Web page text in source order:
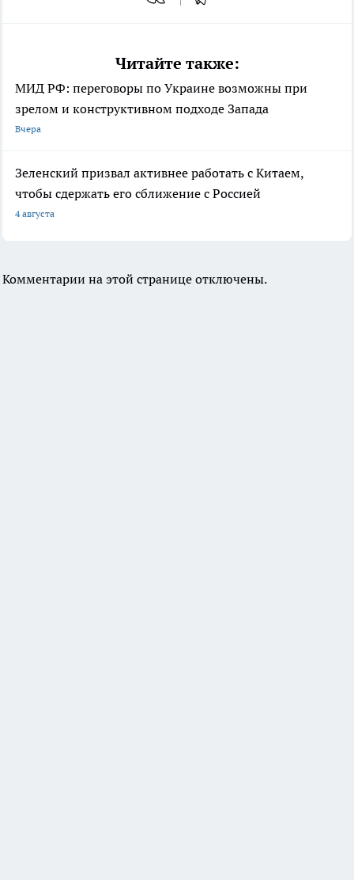
Читайте также:
МИД РФ: переговоры по Украине возможны при
зрелом и конструктивном подходе Запада
Вчера
Зеленский призвал активнее работать с Китаем,
чтобы сдержать его сближение с Россией
4 августа
Комментарии на этой странице отключены.